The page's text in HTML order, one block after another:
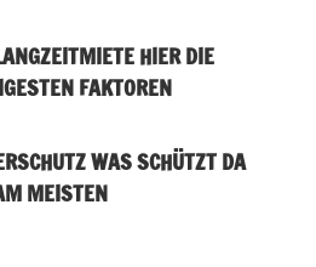
HIER DIE
FAKTOREN
WAS SCHÜTZT DA
MEISTEN